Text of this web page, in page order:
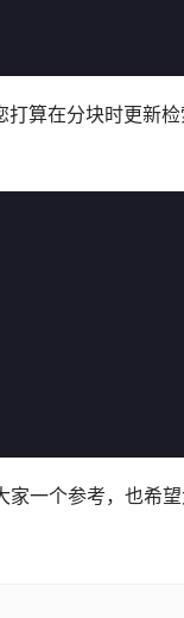
打算在分块时更新
家一个参考，也希